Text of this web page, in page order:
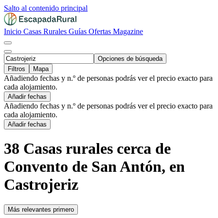
Salto al contenido principal
Inicio Casas Rurales Guías Ofertas Magazine
Opciones de búsqueda
Filtros
Mapa
Añadiendo fechas y n.º de personas podrás ver el precio exacto para
cada alojamiento.
Añadir fechas
Añadiendo fechas y n.º de personas podrás ver el precio exacto para
cada alojamiento.
Añadir fechas
38 Casas rurales cerca de
Convento de San Antón, en
Castrojeriz
Más relevantes primero